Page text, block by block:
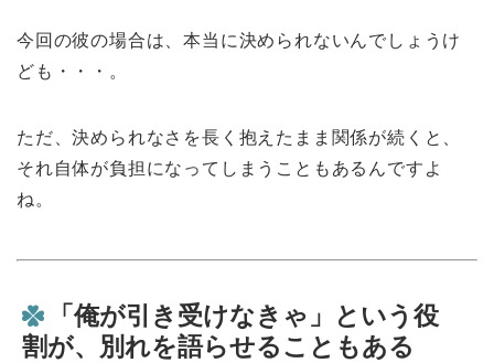
今回の彼の場合は、本当に決められないんでしょうけ
ども・・・。
ただ、決められなさを長く抱えたまま関係が続くと、
それ自体が負担になってしまうこともあるんですよ
ね。
「俺が引き受けなきゃ」という役
割が、別れを語らせることもある